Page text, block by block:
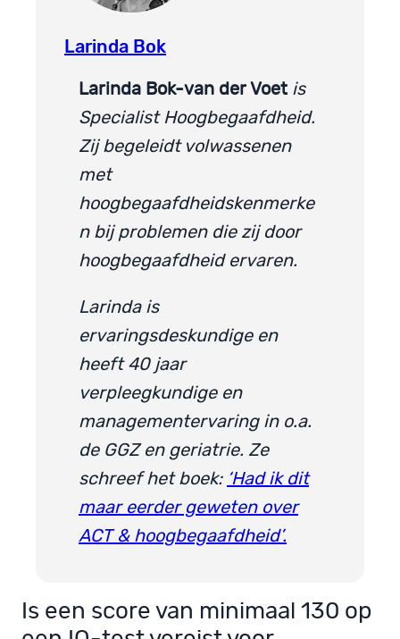
Larinda Bok
Larinda Bok-van der Voet is
Specialist Hoogbegaafdheid.
Zij begeleidt volwassenen
met
hoogbegaafdheidskenmerke
n bij problemen die zij door
hoogbegaafdheid ervaren.
Larinda is
ervaringsdeskundige en
heeft 40 jaar
verpleegkundige en
managementervaring in o.a.
de GGZ en geriatrie. Ze
schreef het boek: ‘Had ik dit
maar eerder geweten over
ACT & hoogbegaafdheid’.
Is een score van minimaal 130 op